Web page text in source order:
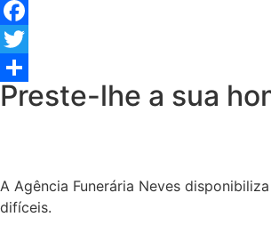
Facebook
Twitter
Share
Preste-lhe a sua
A Agência Funerária Neves
difíceis.